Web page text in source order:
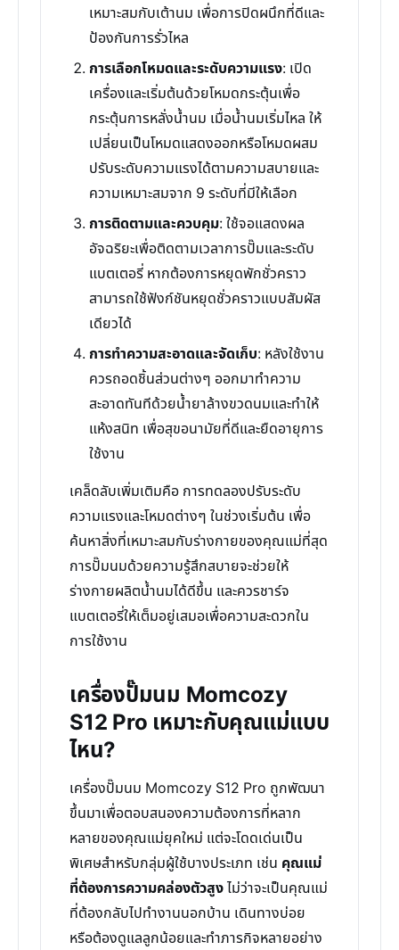
เหมาะสมกับเต้านม เพื่อการปิดผนึกที่ดีและ
ป้องกันการรั่วไหล
การเลือกโหมดและระดับความแรง: เปิด
เครื่องและเริ่มต้นด้วยโหมดกระตุ้นเพื่อ
กระตุ้นการหลั่งน้ำนม เมื่อน้ำนมเริ่มไหล ให้
เปลี่ยนเป็นโหมดแสดงออกหรือโหมดผสม
ปรับระดับความแรงได้ตามความสบายและ
ความเหมาะสมจาก 9 ระดับที่มีให้เลือก
การติดตามและควบคุม: ใช้จอแสดงผล
อัจฉริยะเพื่อติดตามเวลาการปั๊มและระดับ
แบตเตอรี่ หากต้องการหยุดพักชั่วคราว
สามารถใช้ฟังก์ชันหยุดชั่วคราวแบบสัมผัส
เดียวได้
การทำความสะอาดและจัดเก็บ: หลังใช้งาน
ควรถอดชิ้นส่วนต่างๆ ออกมาทำความ
สะอาดทันทีด้วยน้ำยาล้างขวดนมและทำให้
แห้งสนิท เพื่อสุขอนามัยที่ดีและยืดอายุการ
ใช้งาน
เคล็ดลับเพิ่มเติมคือ การทดลองปรับระดับ
ความแรงและโหมดต่างๆ ในช่วงเริ่มต้น เพื่อ
ค้นหาสิ่งที่เหมาะสมกับร่างกายของคุณแม่ที่สุด
การปั๊มนมด้วยความรู้สึกสบายจะช่วยให้
ร่างกายผลิตน้ำนมได้ดีขึ้น และควรชาร์จ
แบตเตอรี่ให้เต็มอยู่เสมอเพื่อความสะดวกใน
การใช้งาน
เครื่องปั๊มนม Momcozy
S12 Pro เหมาะกับคุณแม่แบบ
ไหน?
เครื่องปั๊มนม Momcozy S12 Pro ถูกพัฒนา
ขึ้นมาเพื่อตอบสนองความต้องการที่หลาก
หลายของคุณแม่ยุคใหม่ แต่จะโดดเด่นเป็น
พิเศษสำหรับกลุ่มผู้ใช้บางประเภท เช่น คุณแม่
ที่ต้องการความคล่องตัวสูงไม่ว่าจะเป็นคุณแม่
ที่ต้องกลับไปทำงานนอกบ้าน เดินทางบ่อย
หรือต้องดูแลลูกน้อยและทำภารกิจหลายอย่าง